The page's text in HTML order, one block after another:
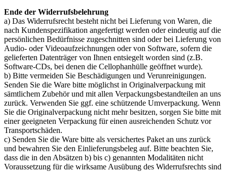
Ende der Widerrufsbelehrung
a) Das Widerrufsrecht besteht nicht bei Lieferung von Waren, die
nach Kundenspezifikation angefertigt werden oder eindeutig auf die
persönlichen Bedürfnisse zugeschnitten sind oder bei Lieferung von
Audio- oder Videoaufzeichnungen oder von Software, sofern die
gelieferten Datenträger von Ihnen entsiegelt worden sind (z.B.
Software-CDs, bei denen die Cellophanhülle geöffnet wurde).
b) Bitte vermeiden Sie Beschädigungen und Verunreinigungen.
Senden Sie die Ware bitte möglichst in Originalverpackung mit
sämtlichem Zubehör und mit allen Verpackungsbestandteilen an uns
zurück. Verwenden Sie ggf. eine schützende Umverpackung. Wenn
Sie die Originalverpackung nicht mehr besitzen, sorgen Sie bitte mit
einer geeigneten Verpackung für einen ausreichenden Schutz vor
Transportschäden.
c) Senden Sie die Ware bitte als versichertes Paket an uns zurück
und bewahren Sie den Einlieferungsbeleg auf. Bitte beachten Sie,
dass die in den Absätzen b) bis c) genannten Modalitäten nicht
Voraussetzung für die wirksame Ausübung des Widerrufsrechts sind